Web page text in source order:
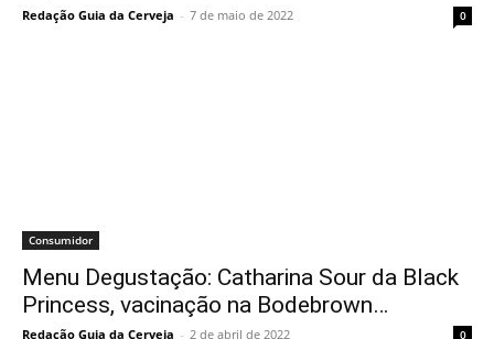
Redação Guia da Cerveja - 7 de maio de 2022 0
Consumidor
Menu Degustação: Catharina Sour da Black
Princess, vacinação na Bodebrown…
Redação Guia da Cerveja - 2 de abril de 2022 0